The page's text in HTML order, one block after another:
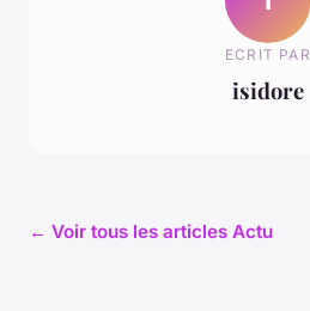
ECRIT PAR
isidore
← Voir tous les articles Actu